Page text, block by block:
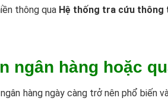
thông qua Hệ thống tra cứu thông
ngân hàng hoặc
hàng ngày càng trở nên phổ biến